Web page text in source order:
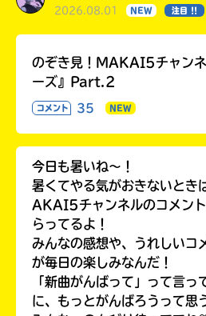
2026.08.01 NEW 注目 !!
のぞき見！MAKAI5チャン
ーズ』Part.2
コメント 35 NEW
今日も暑いね〜！
暑くてやる気がおきないとき
AKAI5チャンネルのコメン
らってるよ！
みんなの感想や、うれしいコ
が毎日の楽しみなんだ！
「新曲がんばって」って言っ
に、もっとがんばろうって思